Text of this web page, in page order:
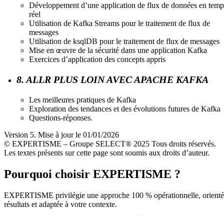
Développement d’une application de flux de données en
réel
Utilisation de Kafka Streams pour le traitement de flux de
messages
Utilisation de ksqlDB pour le traitement de flux de messages
Mise en œuvre de la sécurité dans une application Kafka
Exercices d’application des concepts appris
8. ALLR PLUS LOIN AVEC APACHE KAFKA
Les meilleures pratiques de Kafka
Exploration des tendances et des évolutions futures de Kafka
Questions-réponses.
Version 5. Mise à jour le 01/01/2026
© EXPERTISME – Groupe SELECT® 2025 Tous droits réservés.
Les textes présents sur cette page sont soumis aux droits d’auteur.
Pourquoi choisir EXPERTISME ?
EXPERTISME privilégie une approche 100 % opérationnelle,
résultats et adaptée à votre contexte.